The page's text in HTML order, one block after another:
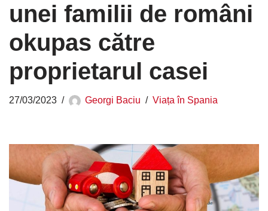
unei familii de români
okupas către
proprietarul casei
27/03/2023 Georgi Baciu Viața în Spania